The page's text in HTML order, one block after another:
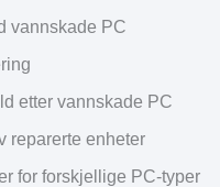
vannskade PC
etter vannskade PC
reparerte enheter
for forskjellige PC-typer